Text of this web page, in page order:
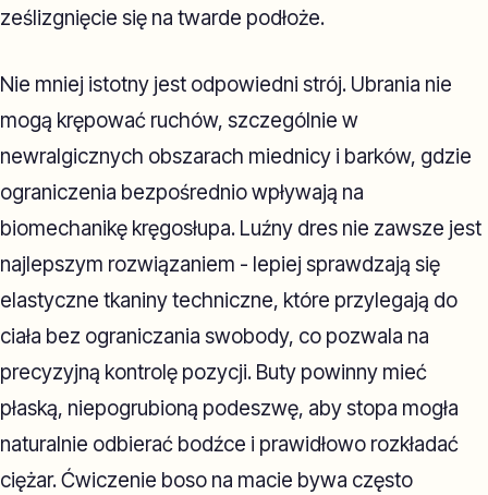
ześlizgnięcie się na twarde podłoże.
Nie mniej istotny jest odpowiedni strój. Ubrania nie
mogą krępować ruchów, szczególnie w
newralgicznych obszarach miednicy i barków, gdzie
ograniczenia bezpośrednio wpływają na
biomechanikę kręgosłupa. Luźny dres nie zawsze jest
najlepszym rozwiązaniem - lepiej sprawdzają się
elastyczne tkaniny techniczne, które przylegają do
ciała bez ograniczania swobody, co pozwala na
precyzyjną kontrolę pozycji. Buty powinny mieć
płaską, niepogrubioną podeszwę, aby stopa mogła
naturalnie odbierać bodźce i prawidłowo rozkładać
ciężar. Ćwiczenie boso na macie bywa często